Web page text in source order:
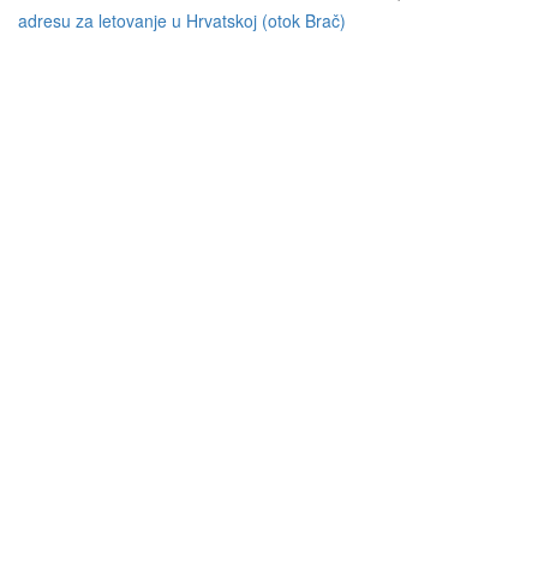
adresu za letovanje u Hrvatskoj (otok Brač)